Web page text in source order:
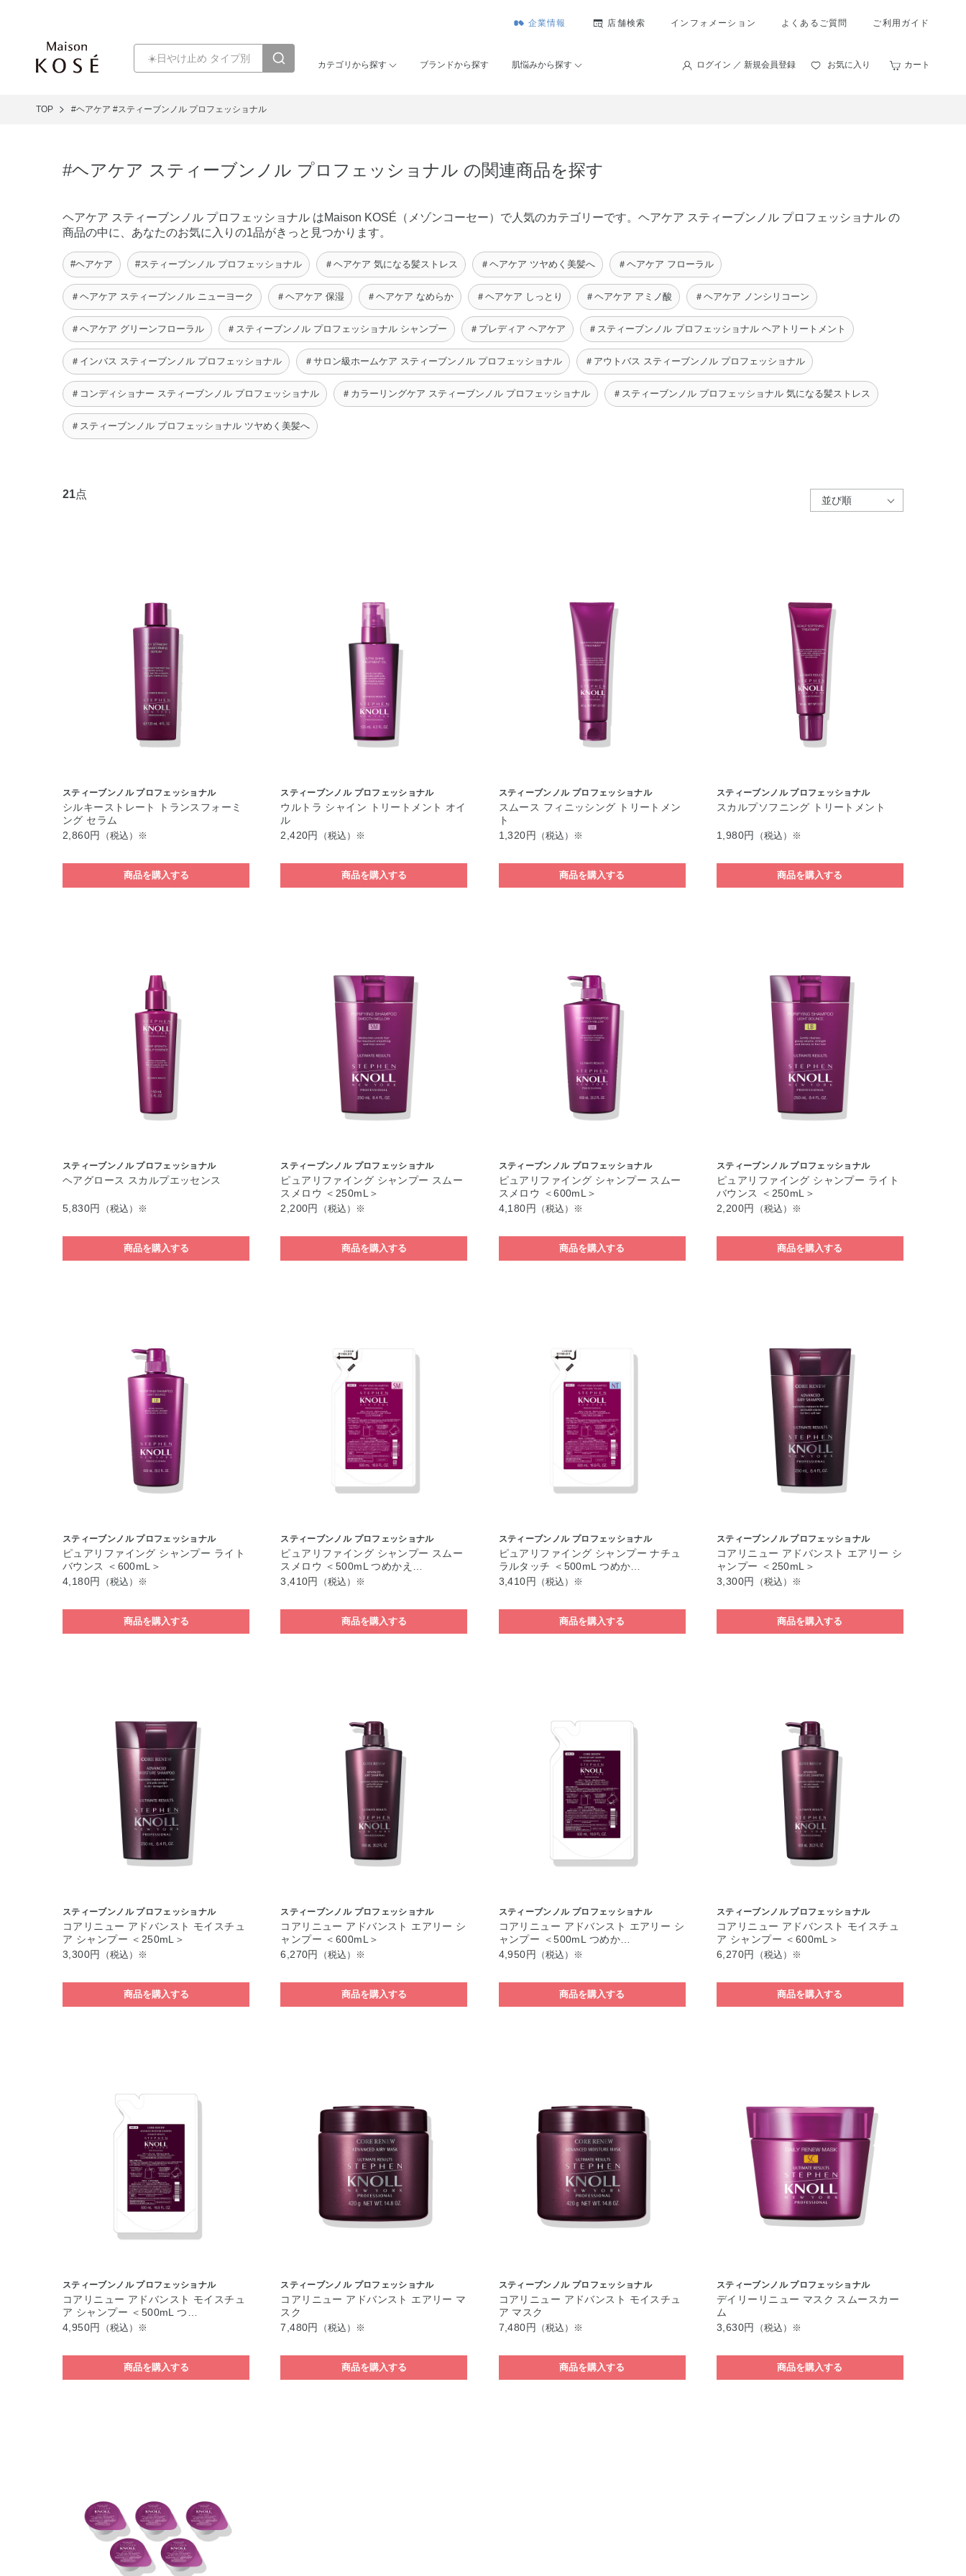
企業情報 店舗検索 インフォメーション よくあるご質問 ご利用ガイド
カテゴリから探す ブランドから探す 肌悩みから探す ログイン ／ 新規会員登録 お気に入り カート
TOP #ヘアケア #スティーブンノル プロフェッショナル
#ヘアケア スティーブンノル プロフェッショナル の関連商品を探す
ヘアケア スティーブンノル プロフェッショナル はMaison KOSÉ（メゾンコーセー）で人気のカテゴリーです。ヘアケア スティーブンノル プロフェッショナル の
商品の中に、あなたのお気に入りの1品がきっと見つかります。
#ヘアケア #スティーブンノル プロフェッショナル ＃ヘアケア 気になる髪ストレス ＃ヘアケア ツヤめく美髪へ ＃ヘアケア フローラル
＃ヘアケア スティーブンノル ニューヨーク ＃ヘアケア 保湿 ＃ヘアケア なめらか ＃ヘアケア しっとり ＃ヘアケア アミノ酸 ＃ヘアケア ノンシリコーン
＃ヘアケア グリーンフローラル ＃スティーブンノル プロフェッショナル シャンプー ＃プレディア ヘアケア ＃スティーブンノル プロフェッショナル ヘアトリートメント
＃インバス スティーブンノル プロフェッショナル ＃サロン級ホームケア スティーブンノル プロフェッショナル ＃アウトバス スティーブンノル プロフェッショナル
＃コンディショナー スティーブンノル プロフェッショナル ＃カラーリングケア スティーブンノル プロフェッショナル ＃スティーブンノル プロフェッショナル 気になる髪ストレス
＃スティーブンノル プロフェッショナル ツヤめく美髪へ
21点
スティーブンノル プロフェッショナル
シルキーストレート トランスフォーミ
ング セラム
2,860円
（税込）※
商品を購入する
スティーブンノル プロフェッショナル
ウルトラ シャイン トリートメント オイ
ル
2,420円
（税込）※
商品を購入する
スティーブンノル プロフェッショナル
スムース フィニッシング トリートメン
ト
1,320円
（税込）※
商品を購入する
スティーブンノル プロフェッショナル
スカルプソフニング トリートメント
1,980円 （税込）※
商品を購入する
スティーブンノル プロフェッショナル
ヘアグロース スカルプエッセンス
5,830円 （税込）※
商品を購入する
スティーブンノル プロフェッショナル
ピュアリファイング シャンプー スムー
スメロウ ＜250mL＞
2,200円
（税込）※
商品を購入する
スティーブンノル プロフェッショナル
ピュアリファイング シャンプー スムー
スメロウ ＜600mL＞
4,180円
（税込）※
商品を購入する
スティーブンノル プロフェッショナル
ピュアリファイング シャンプー ライト
バウンス ＜250mL＞
2,200円
（税込）※
商品を購入する
スティーブンノル プロフェッショナル
ピュアリファイング シャンプー ライト
バウンス ＜600mL＞
4,180円
（税込）※
商品を購入する
スティーブンノル プロフェッショナル
ピュアリファイング シャンプー スムー
スメロウ ＜500mL つめかえ…
3,410円
（税込）※
商品を購入する
スティーブンノル プロフェッショナル
ピュアリファイング シャンプー ナチュ
ラルタッチ ＜500mL つめか…
3,410円
（税込）※
商品を購入する
スティーブンノル プロフェッショナル
コアリニュー アドバンスト エアリー シ
ャンプー ＜250mL＞
3,300円
（税込）※
商品を購入する
スティーブンノル プロフェッショナル
コアリニュー アドバンスト モイスチュ
ア シャンプー ＜250mL＞
3,300円
（税込）※
商品を購入する
スティーブンノル プロフェッショナル
コアリニュー アドバンスト エアリー シ
ャンプー ＜600mL＞
6,270円
（税込）※
商品を購入する
スティーブンノル プロフェッショナル
コアリニュー アドバンスト エアリー シ
ャンプー ＜500mL つめか…
4,950円
（税込）※
商品を購入する
スティーブンノル プロフェッショナル
コアリニュー アドバンスト モイスチュ
ア シャンプー ＜600mL＞
6,270円
（税込）※
商品を購入する
スティーブンノル プロフェッショナル
コアリニュー アドバンスト モイスチュ
ア シャンプー ＜500mL つ…
4,950円
（税込）※
商品を購入する
スティーブンノル プロフェッショナル
コアリニュー アドバンスト エアリー マ
スク
7,480円
（税込）※
商品を購入する
スティーブンノル プロフェッショナル
コアリニュー アドバンスト モイスチュ
ア マスク
7,480円
（税込）※
商品を購入する
スティーブンノル プロフェッショナル
デイリーリニュー マスク スムースカー
ム
3,630円
（税込）※
商品を購入する